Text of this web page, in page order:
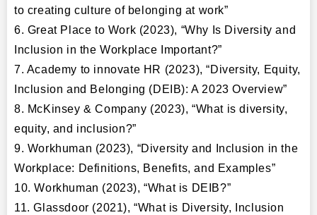
to creating culture of belonging at work”
6. Great Place to Work (2023), “Why Is Diversity and
Inclusion in the Workplace Important?”
7. Academy to innovate HR (2023), “Diversity, Equity,
Inclusion and Belonging (DEIB): A 2023 Overview”
8. McKinsey & Company (2023), “What is diversity,
equity, and inclusion?”
9. Workhuman (2023), “Diversity and Inclusion in the
Workplace: Definitions, Benefits, and Examples”
10. Workhuman (2023), “What is DEIB?”
11. Glassdoor (2021), “What is Diversity, Inclusion